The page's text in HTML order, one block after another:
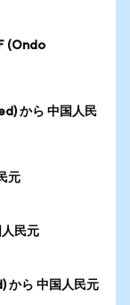
(Ondo
から 中国人民
元
民元
ら 中国人民元